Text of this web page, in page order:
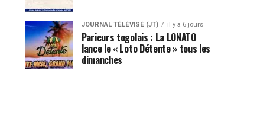
JOURNAL TÉLÉVISÉ (JT) il y a 6 jours
Parieurs togolais : La LONATO
lance le « Loto Détente » tous les
dimanches